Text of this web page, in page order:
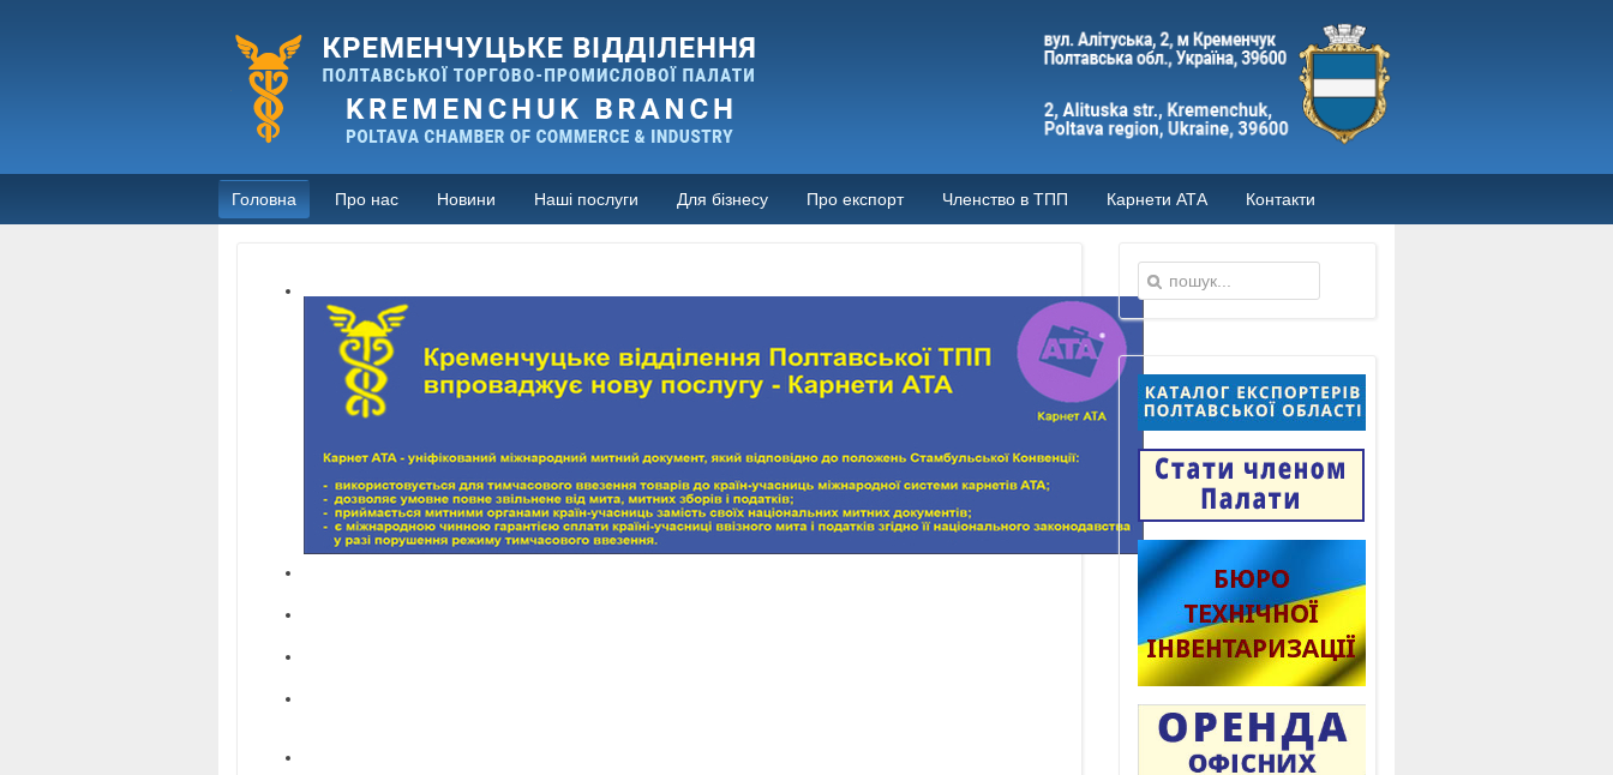
Головна Про нас Новини Наші послуги Для бізнесу Про експорт Членство в ТПП Карнети АТА Контакти